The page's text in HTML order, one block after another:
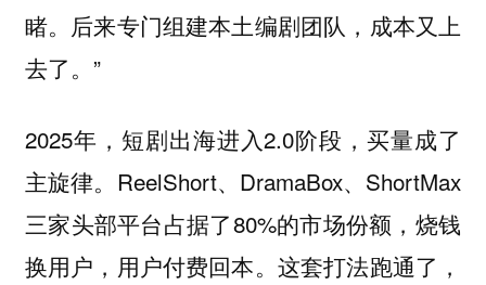
睹。后来专门组建本土编剧团队，成本又上
去了。”
2025年，短剧出海进入2.0阶段，买量成了
主旋律。ReelShort、DramaBox、ShortMax
三家头部平台占据了80%的市场份额，烧钱
换用户，用户付费回本。这套打法跑通了，